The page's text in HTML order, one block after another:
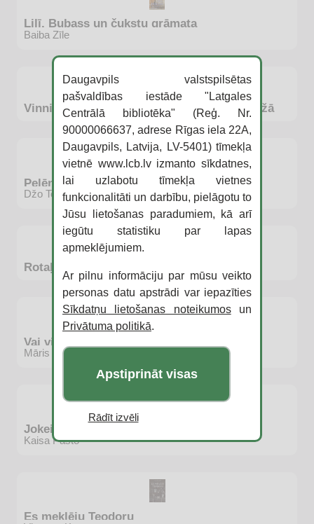
Lilī, Bubass un čukstu grāmata
Baiba Zīle
Vinnijs Pūks. Četri gadalaiki Simtjūdžu mežā
Pelēns vārdā Džulians
Džo Tods-Stentons
Rotaļlietu stāsts 5
Vai viegli būt garenam?
Māris Mičerevskis
Jokeinšteins un patiesības mirklis
Kaisa Pāsto
Es meklēju Teodoru
Daugavpils valstspilsētas
pašvaldības iestāde "Latgales
Centrālā bibliotēka" (Reģ. Nr.
90000066637, adrese Rīgas iela 22A,
Daugavpils, Latvija, LV-5401) tīmekļa
vietnē www.lcb.lv izmanto sīkdatnes,
lai uzlabotu tīmekļa vietnes
funkcionalitāti un darbību, pielāgotu to
Jūsu lietošanas paradumiem, kā arī
iegūtu statistiku par lapas
apmeklējumiem.
Ar pilnu informāciju par mūsu veikto
personas datu apstrādi var iepazīties
Sīkdatņu lietošanas noteikumosun
Privātuma politikā.
Apstiprināt visas
Rādīt izvēli